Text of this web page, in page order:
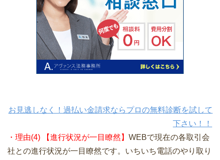
お見逃しなく！過払い金請求ならプロの無料診断を試して
下さい！！
・理由(4) 【進行状況が一目瞭然】 WEBで現在の各取引会
社との進行状況が一目瞭然です。いちいち電話のやり取り